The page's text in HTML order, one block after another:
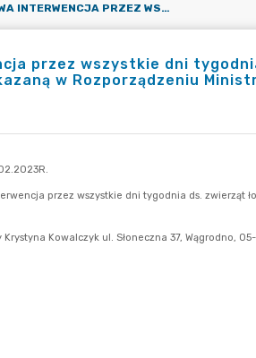
CAŁODOBOWA INTERWENCJA PRZEZ WSZYSTKIE DNI TYGODNIA DS. ZWIERZĄT ŁOWNYCH ZGODNIE Z DEFINICJĄ ZWIERZĄT ŁOWNYCH WSKAZANĄ W ROZPORZĄDZENIU MINISTRA ŚRODOWISKA
przez wszystkie dni
w Rozporządzeniu